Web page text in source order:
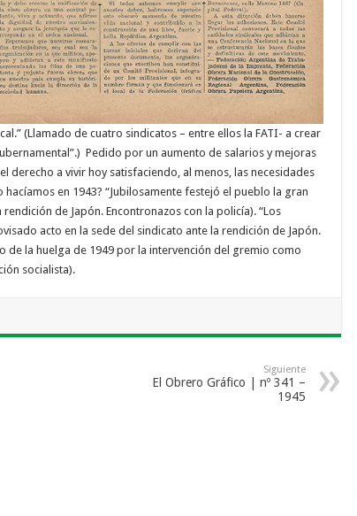
(Llamado de cuatro sindicatos – entre ellos la FATI- a crear
Pedido por un aumento de salarios y mejoras
derecho a vivir hoy satisfaciendo, al menos, las necesidades
en 1943? “Jubilosamente festejó el pueblo la gran
de Japón. Encontronazos con la policía). “Los
acto en la sede del sindicato ante la rendición de Japón.
de la huelga de 1949 por la intervención del gremio como
socialista).
Siguiente
El Obrero Gráfico | nº 341 –
1945